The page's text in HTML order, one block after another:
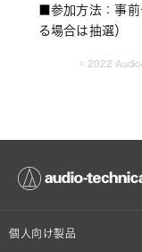
■参加方法：事前
る場合は抽選）
© 2022
個人向け製品